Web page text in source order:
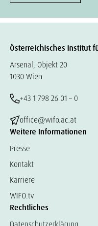
Österreichisches Institut
Arsenal, Objekt 20
1030 Wien
+43 1 798 26 01 – 0
office@wifo.ac.at
Weitere Informationen
Presse
Kontakt
Karriere
WIFO.tv
Rechtliches